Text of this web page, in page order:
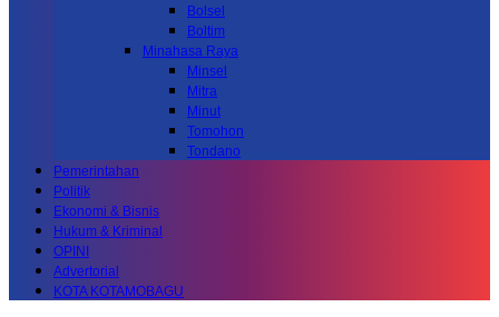
Bolsel
Boltim
Minahasa Raya
Minsel
Mitra
Minut
Tomohon
Tondano
Pemerintahan
Politik
Ekonomi & Bisnis
Hukum & Kriminal
OPINI
Advertorial
KOTA KOTAMOBAGU